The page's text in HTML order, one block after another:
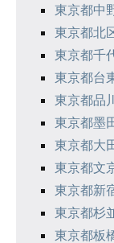
東京都中
東京都北
東京都千
東京都台
東京都品
東京都墨
東京都大
東京都文
東京都新
東京都杉
東京都板